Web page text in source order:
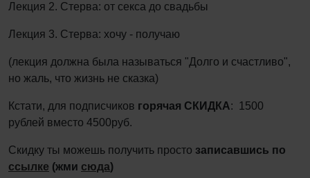
Лекция 2. Стерва: от секса до свадьбы
Лекция 3. Стерва: хочу - получаю
(лекция должна была называться "Долго и счастливо",
но жаль, что жизнь не сказка)
Кстати, для подписчиков горячая СКИДКА: 1500
рублей вместо 4500руб.
Скидку ты можешь получить просто записавшись по
ссылке (жми сюда)